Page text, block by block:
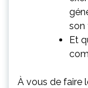
son
Et
À vous de faire